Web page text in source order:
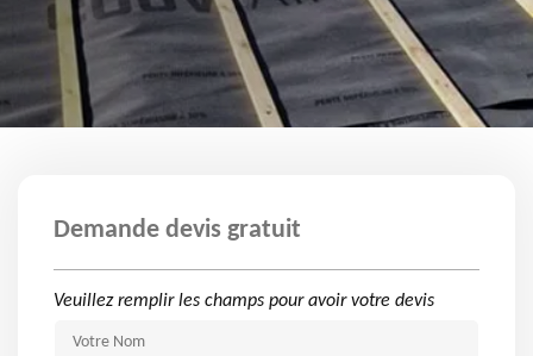
Demande devis gratuit
Veuillez remplir les champs pour avoir votre devis